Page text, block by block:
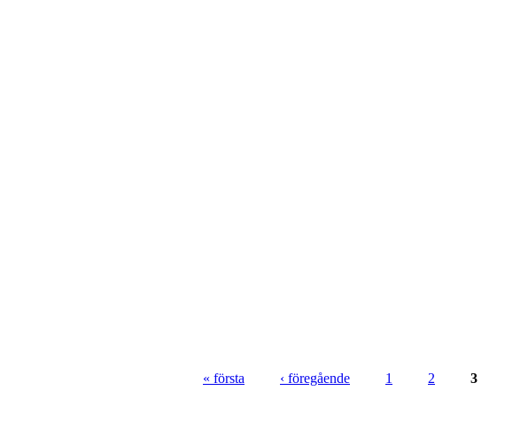
« första ‹ föregående 1 2 3